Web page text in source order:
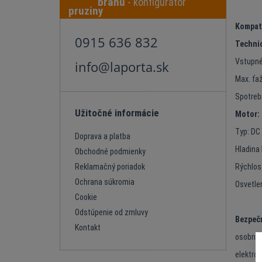
0915 636 832
info@laporta.sk
Užitočné informácie
Doprava a platba
Obchodné podmienky
Reklamačný poriadok
Ochrana súkromia
Cookie
Odstúpenie od zmluvy
Kontakt
Max.
Motor:
Typ:
Hladina